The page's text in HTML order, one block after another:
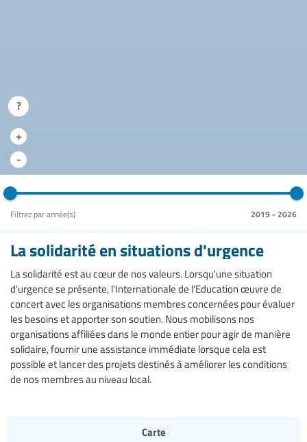
+
-
Filtrez par année(s) 2019-2026
?
La solidarité en situations d'urgence
La solidarité est au cœur de nos valeurs. Lorsqu'une situation
d'urgence se présente, l'Internationale de l'Education œuvre de
concert avec les organisations membres concernées pour évaluer
les besoins et apporter son soutien. Nous mobilisons nos
organisations affiliées dans le monde entier pour agir de manière
solidaire, fournir une assistance immédiate lorsque cela est
possible et lancer des projets destinés à améliorer les conditions
de nos membres au niveau local.
Carte